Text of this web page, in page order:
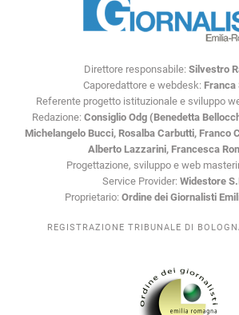
Direttore responsabile: Silvestro
Caporedattore e webdesk: Franca
Referente progetto istituzionale e sviluppo
Redazione: Consiglio Odg (Benedetta
Michelangelo Bucci, Rosalba Carbutti, Franco
Alberto Lazzarini, Francesca
Progettazione, sviluppo e web
Service Provider: Widestore
Proprietario: Ordine dei Giornalisti
REGISTRAZIONE TRIBUNALE DI